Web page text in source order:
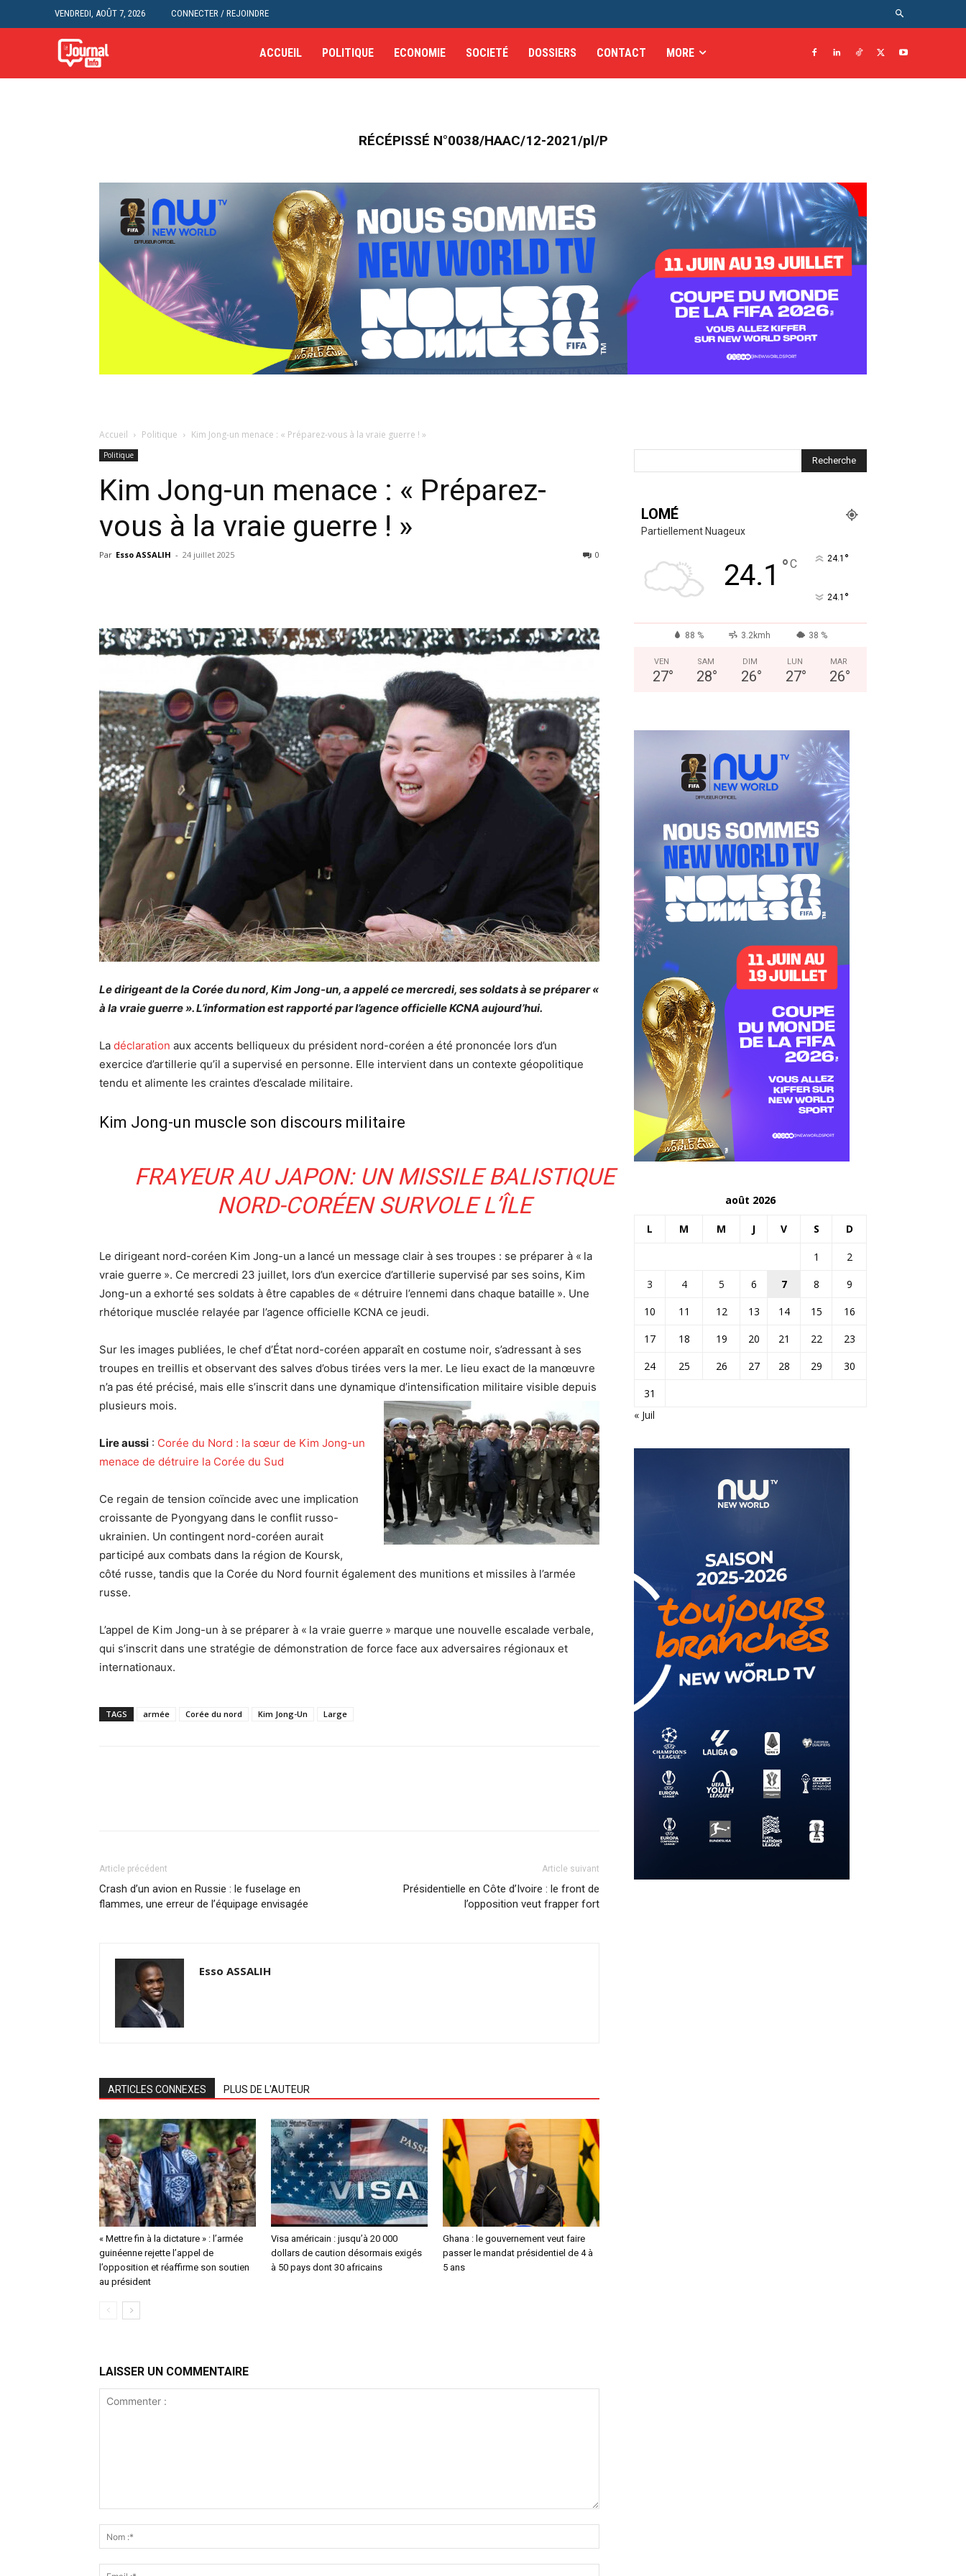
VENDREDI, AOÛT 7, 2026 CONNECTER / REJOINDRE
ACCUEIL POLITIQUE ECONOMIE SOCIETÉ DOSSIERS CONTACT MORE
RÉCÉPISSÉ N°0038/HAAC/12-2021/pl/P
Accueil Politique Kim Jong-un menace : « Préparez-vous à la vraie guerre ! »
Politique
Kim Jong-un menace : « Préparez-
vous à la vraie guerre ! »
Par Esso ASSALIH - 24 juillet 2025 0
Le dirigeant de la Corée du nord, Kim Jong-un, a appelé ce mercredi, ses soldats à se préparer «
à la vraie guerre ». L’information est rapporté par l’agence officielle KCNA aujourd’hui.
La déclaration aux accents belliqueux du président nord-coréen a été prononcée lors d’un
exercice d’artillerie qu’il a supervisé en personne. Elle intervient dans un contexte géopolitique
tendu et alimente les craintes d’escalade militaire.
Kim Jong-un muscle son discours militaire
FRAYEUR AU JAPON: UN MISSILE BALISTIQUE
NORD-CORÉEN SURVOLE L’ÎLE
Le dirigeant nord-coréen Kim Jong-un a lancé un message clair à ses troupes : se préparer à « la
vraie guerre ». Ce mercredi 23 juillet, lors d’un exercice d’artillerie supervisé par ses soins, Kim
Jong-un a exhorté ses soldats à être capables de « détruire l’ennemi dans chaque bataille ». Une
rhétorique musclée relayée par l’agence officielle KCNA ce jeudi.
Sur les images publiées, le chef d’État nord-coréen apparaît en costume noir, s’adressant à ses
troupes en treillis et observant des salves d’obus tirées vers la mer. Le lieu exact de la manœuvre
n’a pas été précisé, mais elle s’inscrit dans une dynamique d’intensification militaire visible depuis
plusieurs mois.
Lire aussi : Corée du Nord : la sœur de Kim Jong-un
menace de détruire la Corée du Sud
Ce regain de tension coïncide avec une implication
croissante de Pyongyang dans le conflit russo-
ukrainien. Un contingent nord-coréen aurait
participé aux combats dans la région de Koursk,
côté russe, tandis que la Corée du Nord fournit également des munitions et missiles à l’armée
russe.
L’appel de Kim Jong-un à se préparer à « la vraie guerre » marque une nouvelle escalade verbale,
qui s’inscrit dans une stratégie de démonstration de force face aux adversaires régionaux et
internationaux.
TAGS armée Corée du nord Kim Jong-Un Large
Article précédent
Crash d’un avion en Russie : le fuselage en
flammes, une erreur de l’équipage envisagée
Article suivant
Présidentielle en Côte d’Ivoire : le front de
l’opposition veut frapper fort
Esso ASSALIH
ARTICLES CONNEXES PLUS DE L'AUTEUR
« Mettre fin à la dictature » : l’armée
guinéenne rejette l’appel de
l’opposition et réaffirme son soutien
au président
Visa américain : jusqu’à 20 000
dollars de caution désormais exigés
à 50 pays dont 30 africains
Ghana : le gouvernement veut faire
passer le mandat présidentiel de 4 à
5 ans
LAISSER UN COMMENTAIRE
LOMÉ
Partiellement Nuageux
24.1 °C 24.1 °
24.1 °
88 % 3.2kmh 38 %
VEN
27°
SAM
28°
DIM
26°
LUN
27°
MAR
26°
août 2026
L M M J V S D
1
2
3
4 5 6 7 8
9
10
11 12 13 14 15
16
17
18 19 20 21 22
23
24
25 26 27 28 29
30
31
« Juil